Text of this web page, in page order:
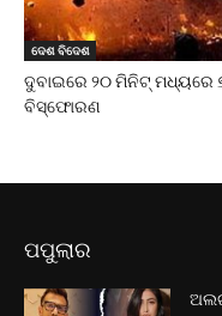
ଦେଶ ବିଦେଶ
ଦୁବାଇରେ ୨୦ ମିନିଟ୍ ମଧ୍ୟରେ
ବିସ୍ଫୋରଣ
ପପୁଲାର